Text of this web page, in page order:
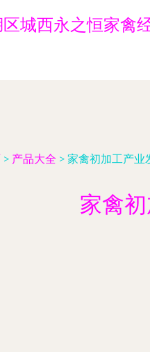
城西永之恒家禽
> 产品大全 > 家禽初加工产业
家禽